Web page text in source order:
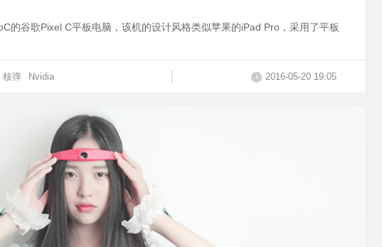
的谷歌Pixel C平板电脑，该机的设计风格类似苹果的iPad Pro，采用了平板
核弹 Nvidia 2016-05-20 19:05